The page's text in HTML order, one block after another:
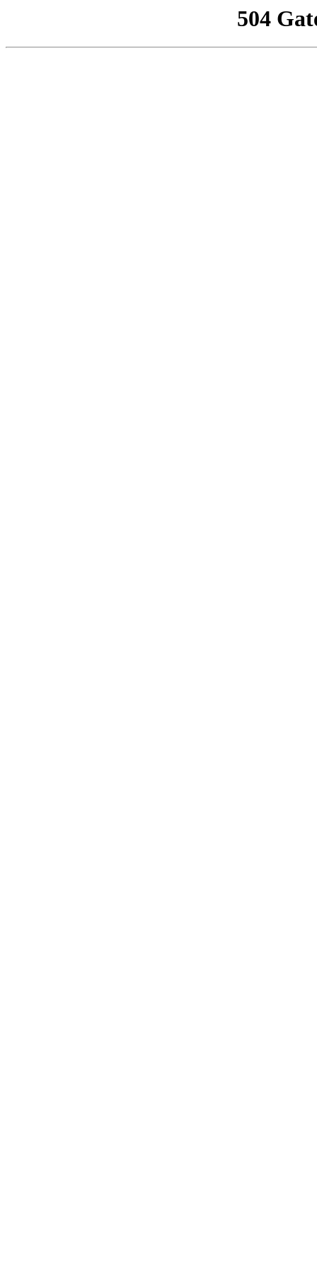
504